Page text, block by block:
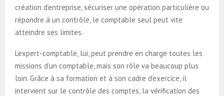
création d’entreprise, sécuriser une opération particulière ou
répondre à un contrôle, le comptable seul peut vite
atteindre ses limites.
L’expert-comptable, lui, peut prendre en charge toutes les
missions d’un comptable, mais son rôle va beaucoup plus
loin. Grâce à sa formation et à son cadre d’exercice, il
intervient sur le contrôle des comptes, la vérification des